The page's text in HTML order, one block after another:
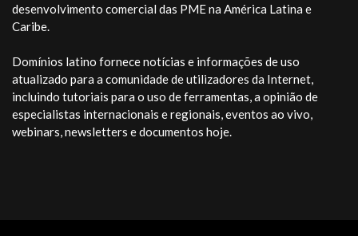
desenvolvimento comercial das PME na América Latina e
Caribe.
Domínios latino fornece notícias e informações de uso
atualizado para a comunidade de utilizadores da Internet,
incluindo tutoriais para o uso de ferramentas, a opinião de
especialistas internacionais e regionais, eventos ao vivo,
webinars, newsletters e documentos hoje.